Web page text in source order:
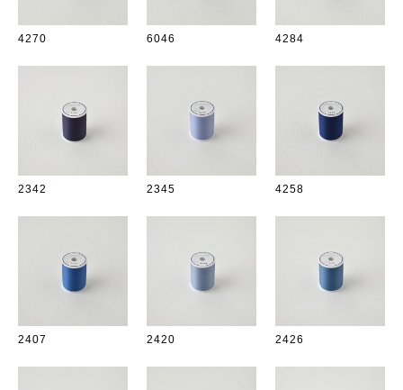
4270 6046 4284
2342 2345 4258
2407 2420 2426